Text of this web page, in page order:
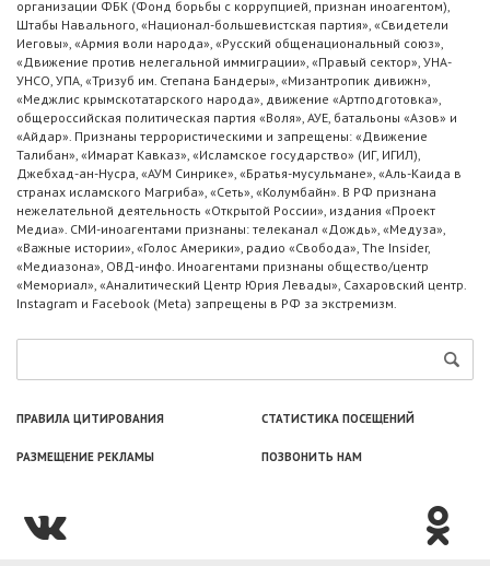
организации ФБК (Фонд борьбы с коррупцией, признан иноагентом),
Штабы Навального, «Национал-большевистская партия», «Свидетели
Иеговы», «Армия воли народа», «Русский общенациональный союз»,
«Движение против нелегальной иммиграции», «Правый сектор», УНА-
УНСО, УПА, «Тризуб им. Степана Бандеры», «Мизантропик дивижн»,
«Меджлис крымскотатарского народа», движение «Артподготовка»,
общероссийская политическая партия «Воля», АУЕ, батальоны «Азов» и
«Айдар». Признаны террористическими и запрещены: «Движение
Талибан», «Имарат Кавказ», «Исламское государство» (ИГ, ИГИЛ),
Джебхад-ан-Нусра, «АУМ Синрике», «Братья-мусульмане», «Аль-Каида в
странах исламского Магриба», «Сеть», «Колумбайн». В РФ признана
нежелательной деятельность «Открытой России», издания «Проект
Медиа». СМИ-иноагентами признаны: телеканал «Дождь», «Медуза»,
«Важные истории», «Голос Америки», радио «Свобода», The Insider,
«Медиазона», ОВД-инфо. Иноагентами признаны общество/центр
«Мемориал», «Аналитический Центр Юрия Левады», Сахаровский центр.
Instagram и Facebook (Metа) запрещены в РФ за экстремизм.
ПРАВИЛА ЦИТИРОВАНИЯ СТАТИСТИКА ПОСЕЩЕНИЙ
РАЗМЕЩЕНИЕ РЕКЛАМЫ ПОЗВОНИТЬ НАМ